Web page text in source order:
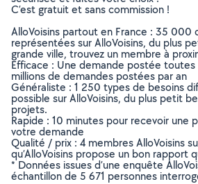
C’est gratuit et sans commission !
AlloVoisins partout en France : 35 000
représentées sur AlloVoisins, du plus
grande ville, trouvez un membre à
Efficace : Une demande postée toutes
millions de demandes postées par an
Généraliste : 1 250 types de besoins
possible sur AlloVoisins, du plus petit
projets.
Rapide : 10 minutes pour recevoir une
votre demande
Qualité / prix : 4 membres AlloVoisins
qu’AlloVoisins propose un bon rapport
* Données issues d’une enquête
échantillon de 5 671 personnes